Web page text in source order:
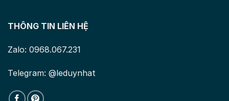
THÔNG TIN LIÊN HỆ
Zalo: 0968.067.231
Telegram: @leduynhat